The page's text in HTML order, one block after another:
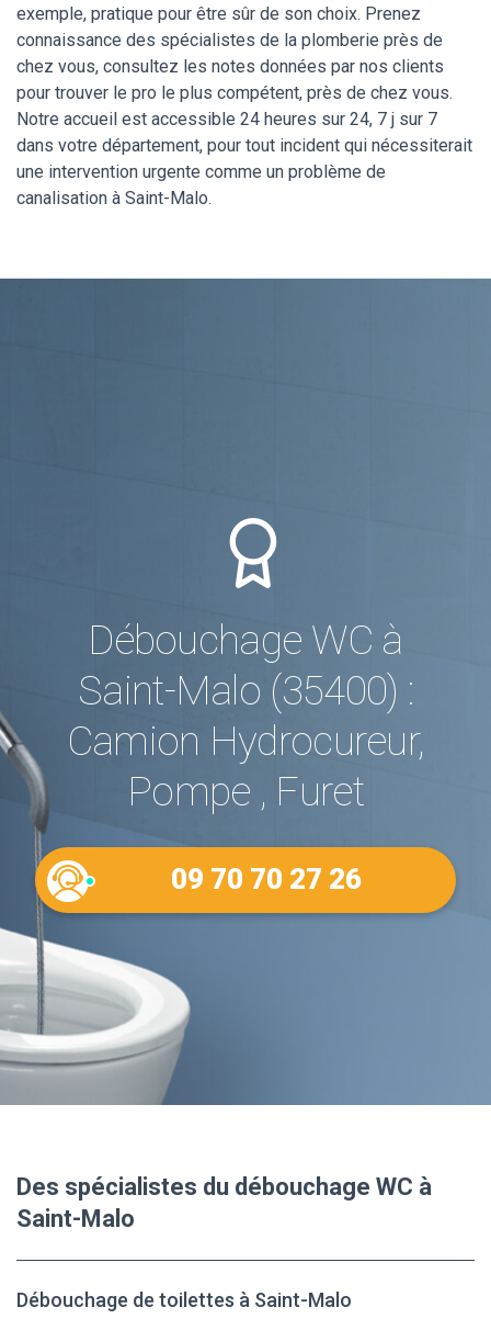
exemple, pratique pour être sûr de son choix. Prenez
connaissance des spécialistes de la plomberie près de
chez vous, consultez les notes données par nos clients
pour trouver le pro le plus compétent, près de chez vous.
Notre accueil est accessible 24 heures sur 24, 7 j sur 7
dans votre département, pour tout incident qui nécessiterait
une intervention urgente comme un problème de
canalisation à Saint-Malo.
Débouchage WC à
Saint-Malo (35400) :
Camion Hydrocureur,
Pompe , Furet
09 70 70 27 26
Des spécialistes du débouchage WC à
Saint-Malo
Débouchage de toilettes à Saint-Malo